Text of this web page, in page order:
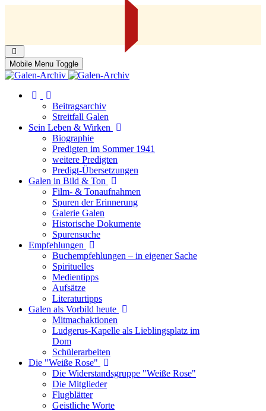
Mobile Menu Toggle
Beitragsarchiv
Streitfall Galen
Sein Leben & Wirken
Biographie
Predigten im Sommer 1941
weitere Predigten
Predigt-Übersetzungen
Galen in Bild & Ton
Film- & Tonaufnahmen
Spuren der Erinnerung
Galerie Galen
Historische Dokumente
Spurensuche
Empfehlungen
Buchempfehlungen – in eigener Sache
Spirituelles
Medientipps
Aufsätze
Literaturtipps
Galen als Vorbild heute
Mitmachaktionen
Ludgerus-Kapelle als Lieblingsplatz im
Dom
Schülerarbeiten
Die "Weiße Rose"
Die Widerstandsgruppe "Weiße Rose"
Die Mitglieder
Flugblätter
Geistliche Worte